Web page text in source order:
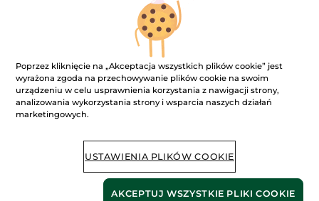
Pomadka do ust satynowa
★★★★★
★★★★★
ocen
DODAJ RECENZJĘ
Powiadom o dostępności
Bezpieczna płatność
Poprzez kliknięcie na „Akceptacja wszystkich plików cookie” jest
wyrażona zgoda na przechowywanie plików cookie na swoim
urządzeniu w celu usprawnienia korzystania z nawigacji strony,
analizowania wykorzystania strony i wsparcia naszych działań
marketingowych.
USTAWIENIA PLIKÓW COOKIE
AKCEPTUJ WSZYSTKIE PLIKI COOKIE